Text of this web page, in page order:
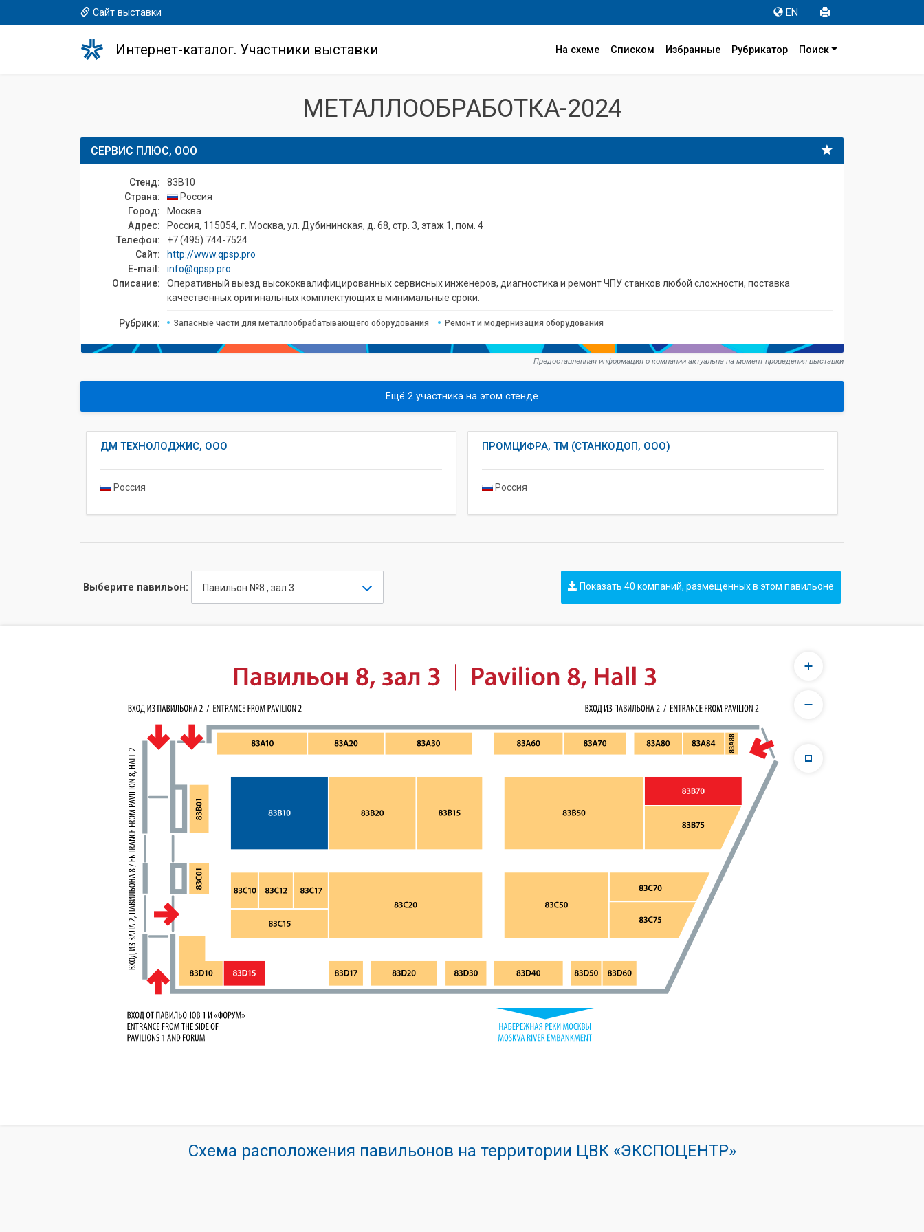
Сайт выставки EN
Интернет-каталог. Участники выставки На схеме Списком Избранные Рубрикатор Поиск
МЕТАЛЛООБРАБОТКА-2024
СЕРВИС ПЛЮС, ООО
Стенд:
83B10
Страна:
Россия
Город:
Москва
Адрес:
Россия, 115054, г. Москва, ул. Дубининская, д. 68, стр. 3, этаж 1, пом. 4
Телефон:
+7 (495) 744-7524
Сайт:
http://www.qpsp.pro
E-mail:
info@qpsp.pro
Описание:
Оперативный выезд высококвалифицированных сервисных инженеров, диагностика и ремонт ЧПУ станков любой сложности, поставка
качественных оригинальных комплектующих в минимальные сроки.
Рубрики: Запасные части для металлообрабатывающего оборудования Ремонт и модернизация оборудования
Предоставленная информация о компании актуальна на момент проведения выставки
Ещё 2 участника на этом стенде
ДМ ТЕХНОЛОДЖИС, ООО
Россия
ПРОМЦИФРА, ТМ (СТАНКОДОП, ООО)
Россия
Выберите павильон: Павильон №8 , зал 3 Показать 40 компаний, размещенных в этом павильоне
Схема расположения павильонов на территории ЦВК «ЭКСПОЦЕНТР»